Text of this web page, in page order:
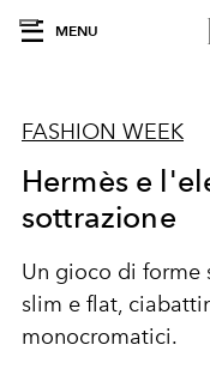
MENU
FASHION WEEK
Hermès e
sottrazione
Un gioco di forme
slim e flat,
monocromatici.